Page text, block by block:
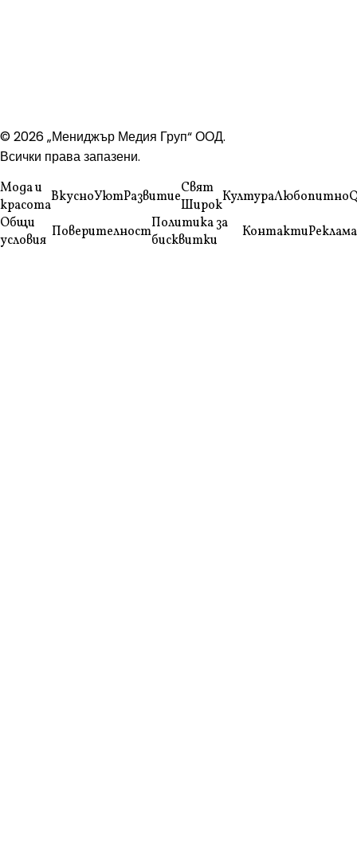
© 2026 „Мениджър Медия Груп“ ООД.
Всички права запазени.
Мода и
красотаВкусноУютРазвитиеСвят
ШирокКултураЛюбопитно
Общи
условия ПоверителностПолитика за
бисквитки
КонтактиРеклама